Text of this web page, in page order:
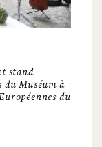
stand
Muséum à
du